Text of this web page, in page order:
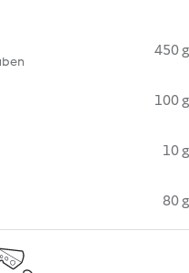
450 g
100 g
10 g
80 g